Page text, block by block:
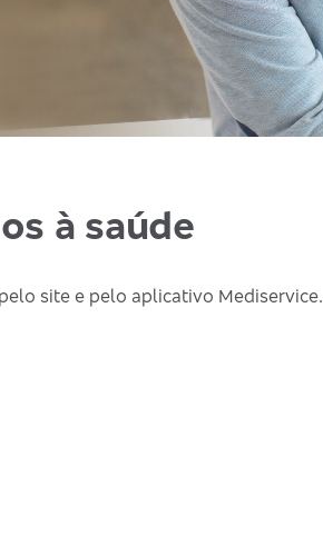
à saúde
site e pelo aplicativo Mediservice.